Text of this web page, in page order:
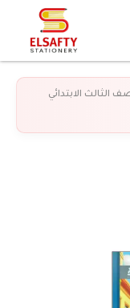
الثالث الابتدائي